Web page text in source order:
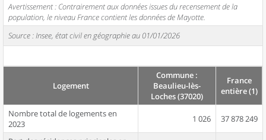
Avertissement : Contrairement aux données issues du recensement de la
population, le niveau France contient les données de Mayotte.
Source : Insee, état civil en géographie au 01/01/2026
Logement
Commune :
Beaulieu-lès-
Loches (37020)
France
entière (1)
Nombre total de logements en
2023
1 026 37 878 249